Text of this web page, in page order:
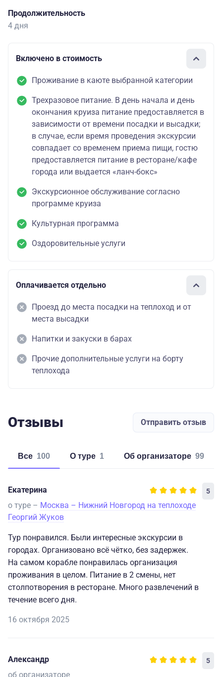
Продолжительность
4 дня
Включено в стоимость
Проживание в каюте выбранной категории
Трехразовое питание. В день начала и день
окончания круиза питание предоставляется в
зависимости от времени посадки и высадки;
в случае, если время проведения экскурсии
совпадает со временем приема пищи, гостю
предоставляется питание в ресторане/кафе
города или выдается «ланч-бокс»
Экскурсионное обслуживание согласно
программе круиза
Культурная программа
Оздоровительные услуги
Оплачивается отдельно
Проезд до места посадки на теплоход и от
места высадки
Напитки и закуски в барах
Прочие дополнительные услуги на борту
теплохода
Отзывы Отправить отзыв
Все 100 о туре 1 об организаторе 99
Екатерина 5
о туре – Москва – Нижний Новгород на теплоходе
Георгий Жуков
Тур понравился. Были интересные экскурсии в
городах. Организовано всё чётко, без задержек.
На самом корабле понравилась организация
проживания в целом. Питание в 2 смены, нет
столпотворения в ресторане. Много развлечений в
течение всего дня.
16 октября 2025
Александр 5
об организаторе